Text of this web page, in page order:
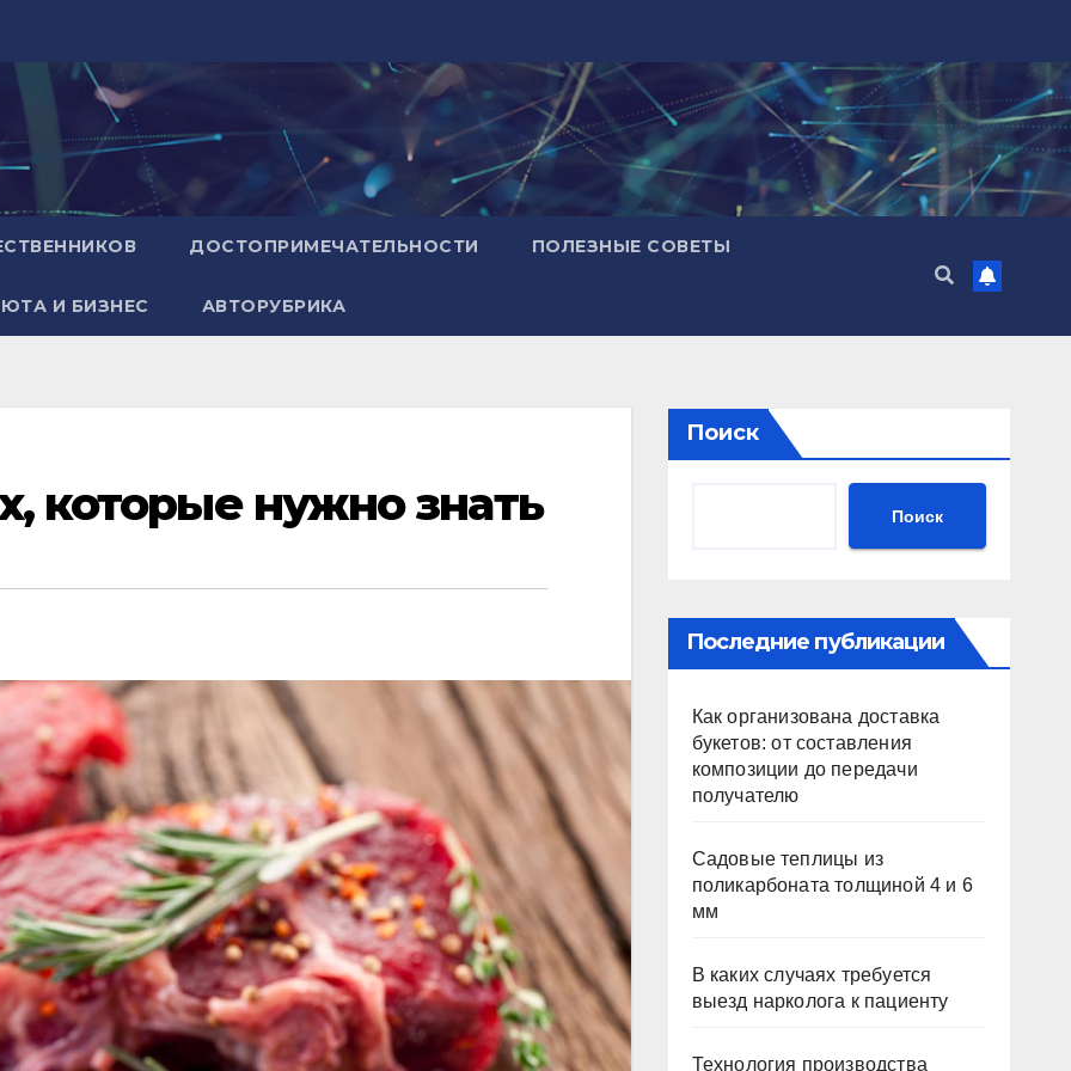
ДОСТОПРИМЕЧАТЕЛЬНОСТИ ПОЛЕЗНЫЕ СОВЕТЫ
И БИЗНЕС АВТОРУБРИКА
которые нужно знать
Поиск
Поиск
Последние публикации
Как организована доставка
букетов: от составления
композиции до передачи
получателю
Садовые теплицы из
поликарбоната толщиной 4 и 6
мм
В каких случаях требуется
выезд нарколога к пациенту
Технология производства